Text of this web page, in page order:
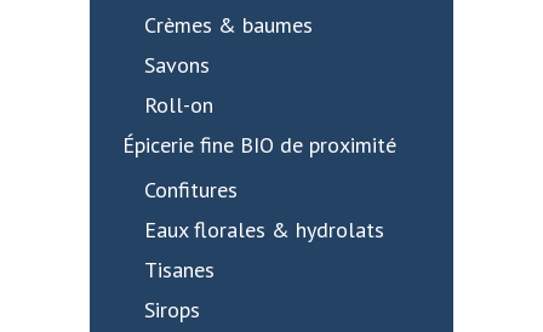
Crèmes & baumes
Savons
Roll-on
Épicerie fine BIO de proximité
Confitures
Eaux florales & hydrolats
Tisanes
Sirops